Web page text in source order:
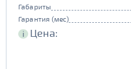
Габариты
Гарантия (мес)
i Цена: